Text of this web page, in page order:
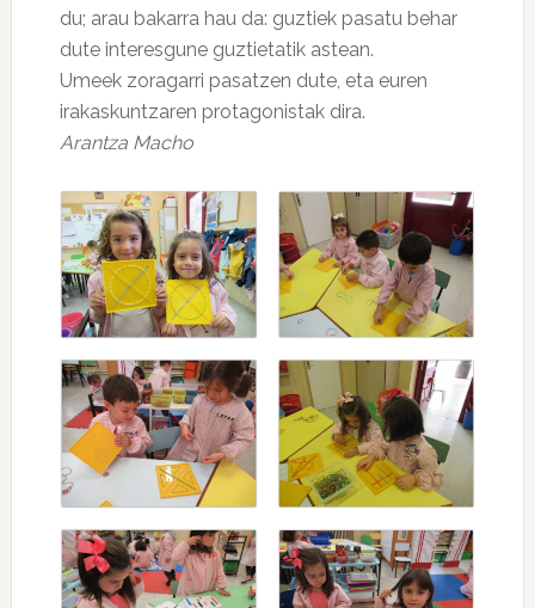
du; arau bakarra hau da: guztiek pasatu behar
dute interesgune guztietatik astean.
Umeek zoragarri pasatzen dute, eta euren
irakaskuntzaren protagonistak dira.
Arantza Macho